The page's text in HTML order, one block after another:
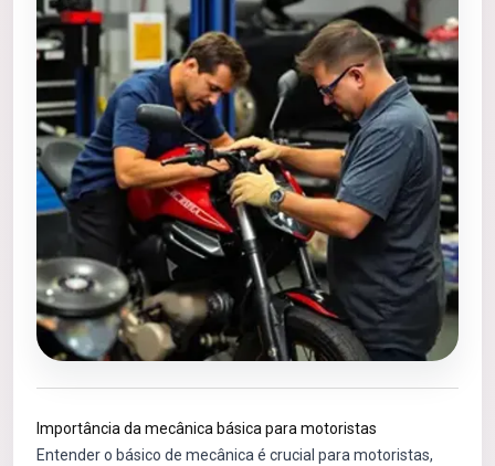
Importância da mecânica básica para motoristas
Entender o básico de mecânica é crucial para motoristas,